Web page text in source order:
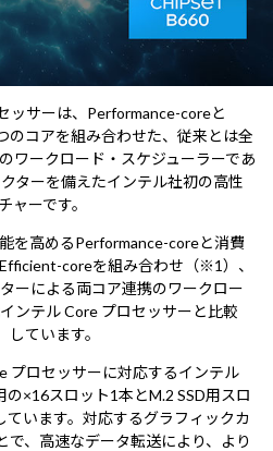
ッサーは、Performance-coreと
コアを組み合わせた、従来とは全
ワークロード・スケジューラーであ
ターを備えたインテル社初の高性
ャーです。
を高めるPerformance-coreと消費
coreを組み合わせ（※1）、
ーによる両コア連携のワークロー
ンテル Core プロセッサーと比較
ています。
プロセッサーに対応するインテル
×16スロット1本とM.2 SSD用スロ
います。対応するグラフィックカ
で、高速なデータ転送により、より